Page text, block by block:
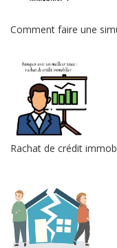
Comment faire une
Rachat de crédit